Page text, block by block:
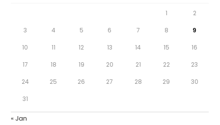
1 2
3 4 5 6 7 8 9
10 11 12 13 14 15 16
17 18 19 20 21 22 23
24 25 26 27 28 29 30
31
« Jan